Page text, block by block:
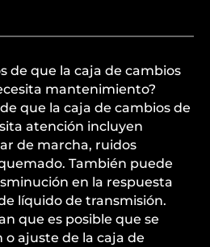
de que la caja de cambios
mantenimiento?
que la caja de cambios de
atención incluyen
de marcha, ruidos
También puede
en la respuesta
líquido de transmisión.
que es posible que se
o ajuste de la caja de